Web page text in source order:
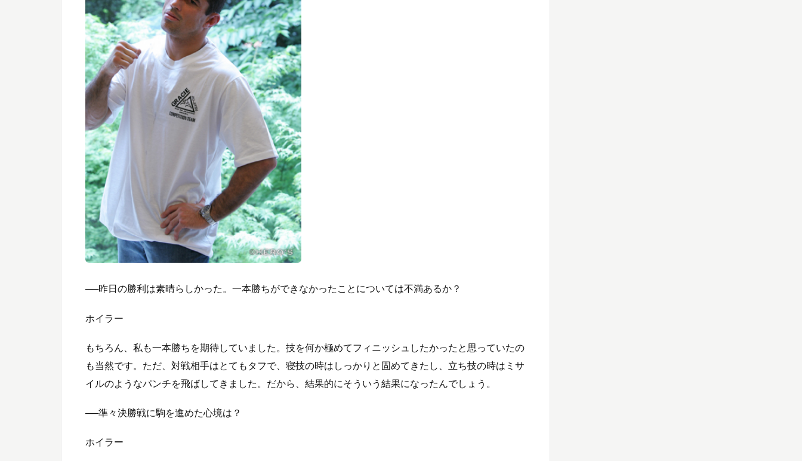
──昨日の勝利は素晴らしかった。一本勝ちができなかったことについては不満あるか？
ホイラー
もちろん、私も一本勝ちを期待していました。技を何か極めてフィニッシュしたかったと思っていたの
も当然です。ただ、対戦相手はとてもタフで、寝技の時はしっかりと固めてきたし、立ち技の時はミサ
イルのようなパンチを飛ばしてきました。だから、結果的にそういう結果になったんでしょう。
──準々決勝戦に駒を進めた心境は？
ホイラー